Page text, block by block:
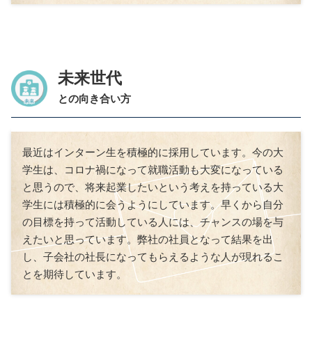
未来世代
との向き合い方
最近はインターン生を積極的に採用しています。今の大
学生は、コロナ禍になって就職活動も大変になっている
と思うので、将来起業したいという考えを持っている大
学生には積極的に会うようにしています。早くから自分
の目標を持って活動している人には、チャンスの場を与
えたいと思っています。弊社の社員となって結果を出
し、子会社の社長になってもらえるような人が現れるこ
とを期待しています。